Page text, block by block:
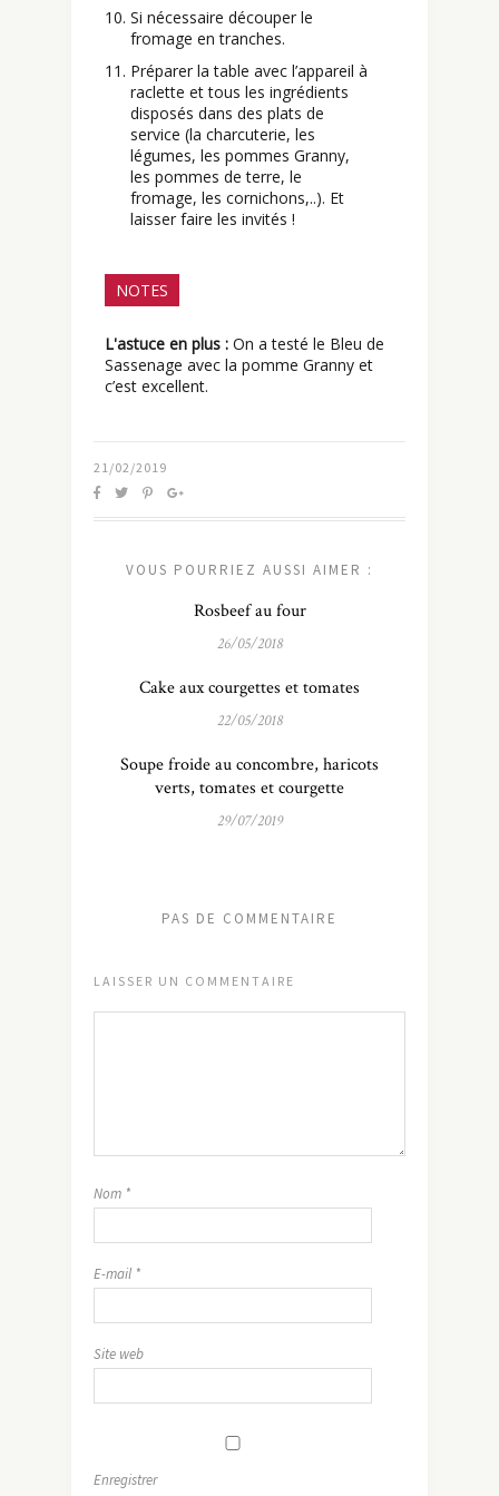
Si nécessaire découper le
fromage en tranches.
Préparer la table avec l’appareil à
raclette et tous les ingrédients
disposés dans des plats de
service (la charcuterie, les
légumes, les pommes Granny,
les pommes de terre, le
fromage, les cornichons,..). Et
laisser faire les invités !
NOTES
L'astuce en plus : On a testé le Bleu de
Sassenage avec la pomme Granny et
c’est excellent.
21/02/2019
VOUS POURRIEZ AUSSI AIMER :
Rosbeef au four
26/05/2018
Cake aux courgettes et tomates
22/05/2018
Soupe froide au concombre, haricots
verts, tomates et courgette
29/07/2019
PAS DE COMMENTAIRE
LAISSER UN COMMENTAIRE
Nom *
E-mail *
Site web
Enregistrer